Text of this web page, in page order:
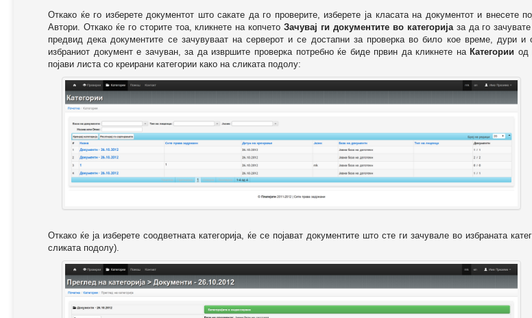
Откако ќе го изберете документот што сакате да го проверите, изберете ја класата на документот и внесете
Автори. Откако ќе го сторите тоа, кликнете на копчетоЗачувај ги документите во категоријаза да го
предвид дека документите се зачувуваат на серверот и се достапни за проверка во било кое време, дури и
избраниот документ е зачуван, за да извршите проверка потребно ќе биде првин да кликнете на Категории од
појави листа со креирани категории како на сликата подолу:
Откако ќе ја изберете соодветната категорија, ќе се појават документите што сте ги зачувале во избраната
сликата подолу).